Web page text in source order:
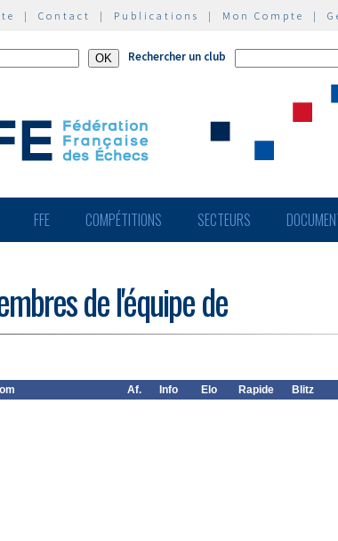
| Contact | Publications | Mon Compte |
Rechercher un club
FFE COMPÉTITIONS SECTEURS
de l'équipe de
Af. Info Elo Rapide Blitz